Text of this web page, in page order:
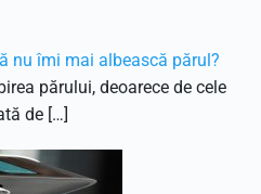
nu îmi mai albească părul?
părului, deoarece de cele
de […]